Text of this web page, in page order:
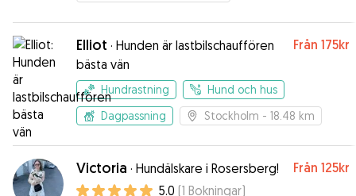
Elliot · Hunden är lastbilschauffören
bästa vän
Från 175kr
Hundrastning
Hund och hus
Dagpassning
Stockholm - 18.48 km
Victoria · Hundälskare i Rosersberg! Från 125kr
5.0 (1 Bokningar)